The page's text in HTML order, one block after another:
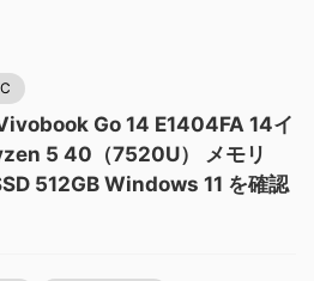
Go 14 E1404FA 14イ
5 40（7520U） メモリ
512GB Windows 11 を確認